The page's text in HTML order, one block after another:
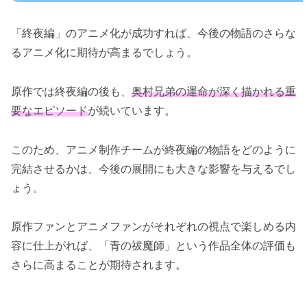
「終夜編」のアニメ化が成功すれば、今後の物語のさらな
るアニメ化に期待が高まるでしょう。
原作では終夜編の後も、 奥村兄弟の運命が深く描かれる重
要なエピソードが続いています。
このため、アニメ制作チームが終夜編の物語をどのように
完結させるかは、今後の展開にも大きな影響を与えるでし
ょう。
原作ファンとアニメファンがそれぞれの視点で楽しめる内
容に仕上がれば、「青の祓魔師」という作品全体の評価も
さらに高まることが期待されます。